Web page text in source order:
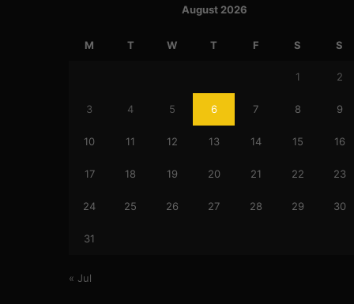
August 2026
M T W T F S S
1 2
3 4 5 6 7 8 9
10 11 12 13 14 15 16
17 18 19 20 21 22 23
24 25 26 27 28 29 30
31
« Jul